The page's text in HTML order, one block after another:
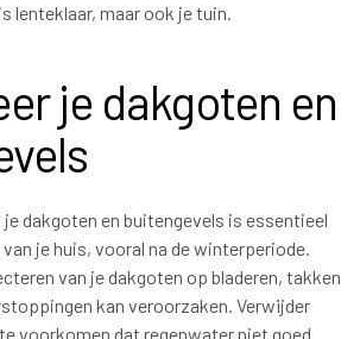
lenteklaar, maar ook je tuin.
je dakgoten en
dakgoten en buitengevels is essentieel
je huis, vooral na de winterperiode.
van je dakgoten op bladeren, takken
kan veroorzaken. Verwijder
voorkomen dat regenwater niet goed